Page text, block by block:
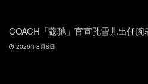
COACH「蔻驰」官宣孔雪儿出任腕
2026年8月8日